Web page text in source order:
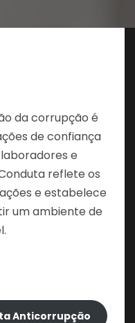
da corrupção é
de confiança
e
reflete os
e estabelece
um ambiente de
Anticorrupção